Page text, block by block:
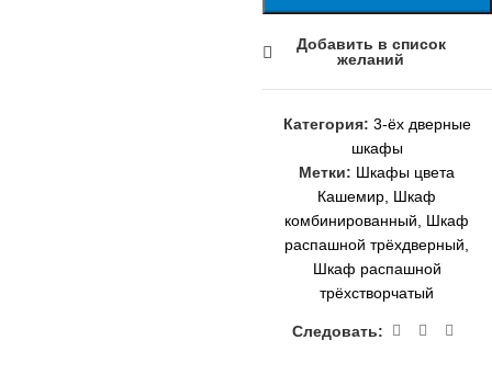
Добавить в список
желаний
Категория: 3-ёх дверные
шкафы
Метки: Шкафы цвета
Кашемир Шкаф
комбинированный
Шкаф
распашной трёхдверный
Шкаф распашной
трёхстворчатый
Следовать: